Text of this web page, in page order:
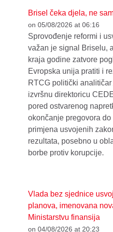
Brisel čeka djela, ne
on 05/08/2026 at 06:16
Sprovođenje reformi i
važan je signal Briselu,
kraja godine zatvore
Evropska unija pratiti i
RTCG politički
izvršnu direktoricu
pored ostvarenog
okončanje pregovora
primjena usvojenih
rezultata, posebno u
borbe protiv korupcije.
Vlada bez sjednice
planova, imenovana
Ministarstvu finansija
on 04/08/2026 at 20:23